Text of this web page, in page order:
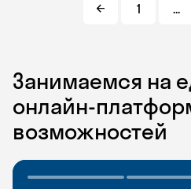
1 ...
Занимаемся на
онлайн-
возможностей